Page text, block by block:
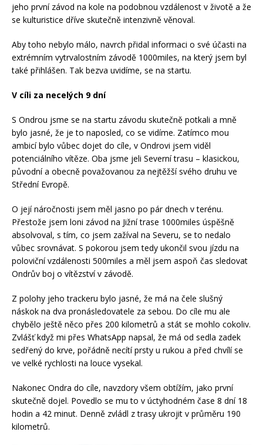
jeho první závod na kole na podobnou vzdálenost v životě a že
se kulturistice dříve skutečně intenzivně věnoval.
Aby toho nebylo málo, navrch přidal informaci o své účasti na
extrémním vytrvalostním závodě 1000miles, na který jsem byl
také přihlášen. Tak bezva uvidíme, se na startu.
V cíli za necelých 9 dní
S Ondrou jsme se na startu závodu skutečně potkali a mně
bylo jasné, že je to naposled, co se vidíme. Zatímco mou
ambicí bylo vůbec dojet do cíle, v Ondrovi jsem viděl
potenciálního vítěze. Oba jsme jeli Severní trasu – klasickou,
původní a obecně považovanou za nejtěžší svého druhu ve
Střední Evropě.
O její náročnosti jsem měl jasno po pár dnech v terénu.
Přestože jsem loni závod na Jižní trase 1000miles úspěšně
absolvoval, s tím, co jsem zažíval na Severu, se to nedalo
vůbec srovnávat. S pokorou jsem tedy ukončil svou jízdu na
poloviční vzdálenosti 500miles a měl jsem aspoň čas sledovat
Ondrův boj o vítězství v závodě.
Z polohy jeho trackeru bylo jasné, že má na čele slušný
náskok na dva pronásledovatele za sebou. Do cíle mu ale
chybělo ještě něco přes 200 kilometrů a stát se mohlo cokoliv.
Zvlášť když mi přes WhatsApp napsal, že má od sedla zadek
sedřený do krve, pořádně necítí prsty u rukou a před chvílí se
ve velké rychlosti na louce vysekal.
Nakonec Ondra do cíle, navzdory všem obtížím, jako první
skutečně dojel. Povedlo se mu to v úctyhodném čase 8 dní 18
hodin a 42 minut. Denně zvládl z trasy ukrojit v průměru 190
kilometrů.